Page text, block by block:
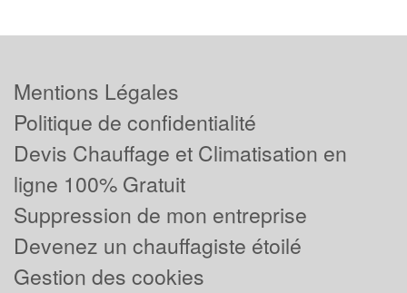
Mentions Légales
Politique de confidentialité
Devis Chauffage et Climatisation en
ligne 100% Gratuit
Suppression de mon entreprise
Devenez un chauffagiste étoilé
Gestion des cookies